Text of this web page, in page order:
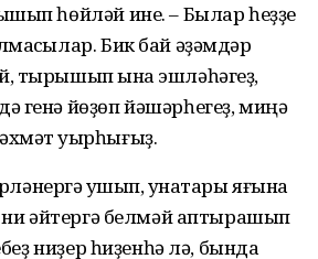
һөйләй ине. – Былар һеҙҙе
Бик бай әҙәмдәр
тырышып ҡына эшләһәгеҙ,
генә йөҙөп йәшәрһегеҙ, миңә
уҡырһығыҙ.
ҡушып, ҡунаҡтары яғына
әйтергә белмәй аптырашып
ниҙер һиҙенһә лә, бында